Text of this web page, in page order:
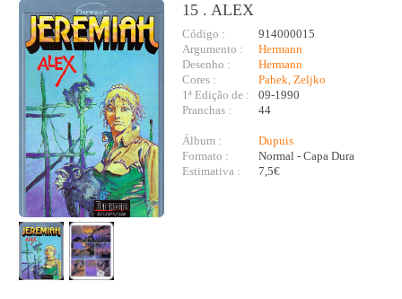
15 . ALEX
Código :
914000015
Argumento :
Hermann
Desenho :
Hermann
Cores :
Pahek, Zeljko
1ª Edição de :
09-1990
Pranchas :
44
Álbum :
Dupuis
Formato :
Normal - Capa Dura
Estimativa :
7,5€